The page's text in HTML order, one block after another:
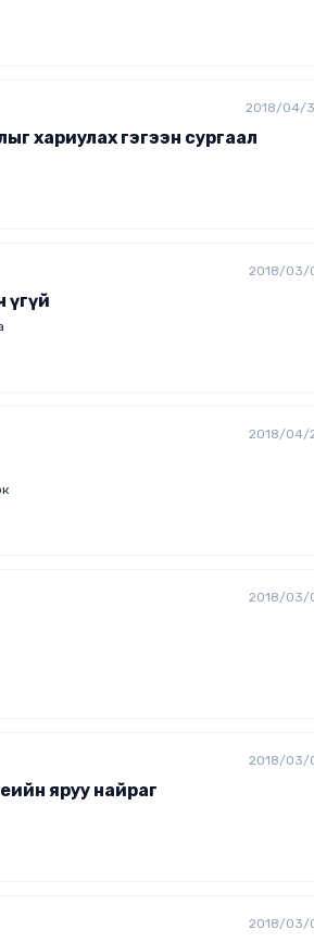
2018/04/
хариулах гэгээн сургаал
2018/03/
үгүй
2018/04/
2018/03/
2018/03/
яруу найраг
2018/03/